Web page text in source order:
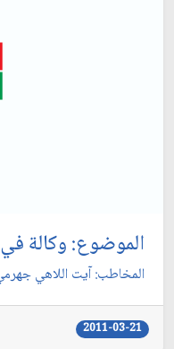
الموضوع: وكالة
المخاطب: آيت اللاهي
2011-03-21